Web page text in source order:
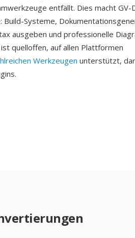
entfällt. Dies macht GV-
Systeme,
ausgeben und professionelle
quelloffen, auf allen Plattformen
Werkzeugen unterstützt,